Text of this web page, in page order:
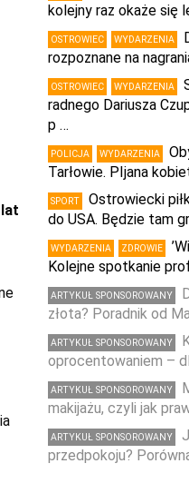
kolejny raz okaże się
OSTROWIEC WYDARZENIA
rozpoznane na
OSTROWIEC WYDARZENIA
radnego Dariusza
p …
POLICJA WYDARZENIA
Tarłowie. PIjana
SPORT
Ostrowiecki
do USA. Będzie tam
WYDARZENIA ZDROWIE
Kolejne spotkanie
ARTYKUŁ SPONSOROWANY
złota? Poradnik od
ARTYKUŁ SPONSOROWANY
oprocentowaniem –
ARTYKUŁ SPONSOROWANY
makijażu, czyli jak
ARTYKUŁ SPONSOROWANY
przedpokoju?